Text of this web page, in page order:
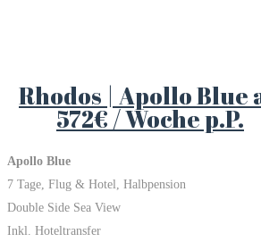
Rhodos | Apollo Blue
572€ / Woche p.P.
Apollo Blue
7 Tage, Flug & Hotel, Halbpension
Double Side Sea View
Inkl. Hoteltransfer